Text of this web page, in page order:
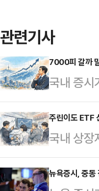
관련기사
7000피 갈까
국내 증시
고 있다.
장에서는
일 한국
역대 최고
복된 것
주린이도 ETF
국내 상
이어가는
크 수단으
뉴욕증시, 중